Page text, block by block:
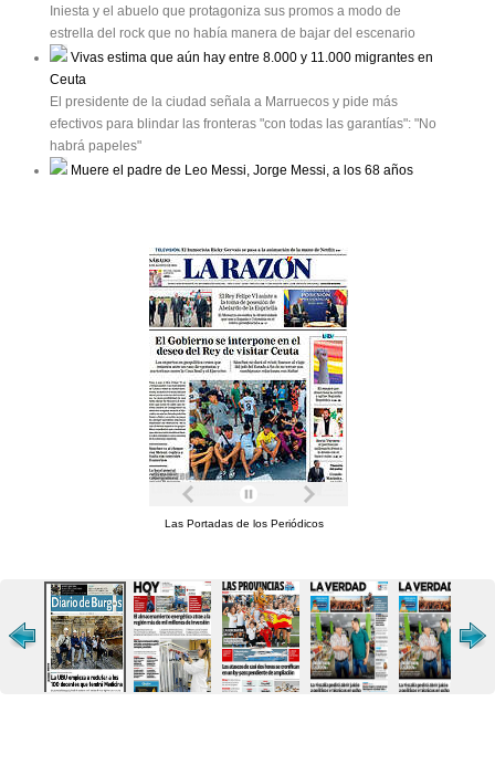
Iniesta y el abuelo que protagoniza sus promos a modo de
estrella del rock que no había manera de bajar del escenario
Vivas estima que aún hay entre 8.000 y 11.000 migrantes en
Ceuta
El presidente de la ciudad señala a Marruecos y pide más
efectivos para blindar las fronteras "con todas las garantías": "No
habrá papeles"
Muere el padre de Leo Messi, Jorge Messi, a los 68 años
Las Portadas de los Periódicos